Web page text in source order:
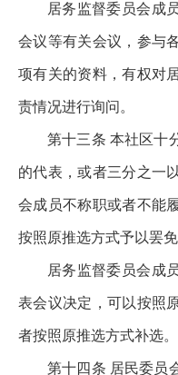
居务监督委员会成
会议等有关会议，参与
项有关的资料，有权对
责情况进行询问。
第十三条 本社区十
的代表，或者三分之一
会成员不称职或者不能
按照原推选方式予以罢免
居务监督委员会成
表会议决定，可以按照
者按照原推选方式补选。
第十四条 居民委员